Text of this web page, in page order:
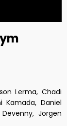
Lerma, Chadi
Kamada, Daniel
Jorgen